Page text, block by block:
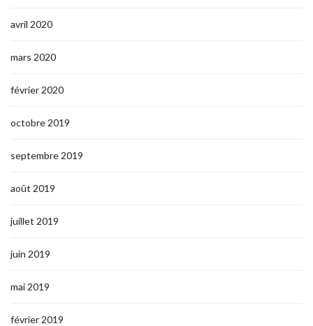
avril 2020
mars 2020
février 2020
octobre 2019
septembre 2019
août 2019
juillet 2019
juin 2019
mai 2019
février 2019